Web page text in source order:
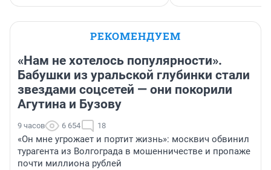
РЕКОМЕНДУЕМ
«Нам не хотелось популярности».
Бабушки из уральской глубинки стали
звездами соцсетей — они покорили
Агутина и Бузову
9 часов 6 654 18
«Он мне угрожает и портит жизнь»: москвич обвинил
турагента из Волгограда в мошенничестве и пропаже
почти миллиона рублей